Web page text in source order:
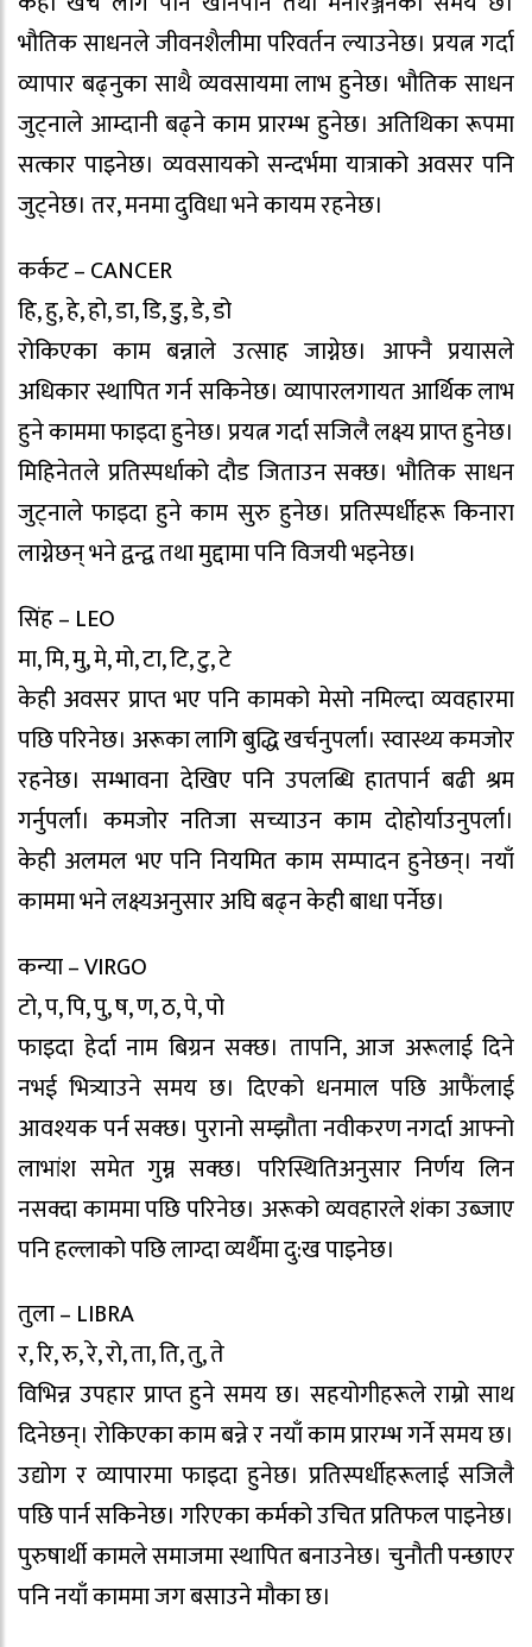
भौतिक साधनले जीवनशैलीमा परिवर्तन ल्याउनेछ। प्रयत्न गर्दा
व्यापार बढ्नुका साथै व्यवसायमा लाभ हुनेछ। भौतिक साधन
जुट्नाले आम्दानी बढ्ने काम प्रारम्भ हुनेछ। अतिथिका रूपमा
सत्कार पाइनेछ। व्यवसायको सन्दर्भमा यात्राको अवसर पनि
जुट्नेछ। तर, मनमा दुविधा भने कायम रहनेछ।
कर्कट – CANCER
हि, हु, हे, हो, डा, डि, डु, डे, डो
रोकिएका काम बन्नाले उत्साह जाग्नेछ। आफ्नै प्रयासले
अधिकार स्थापित गर्न सकिनेछ। व्यापारलगायत आर्थिक लाभ
हुने काममा फाइदा हुनेछ। प्रयत्न गर्दा सजिलै लक्ष्य प्राप्त हुनेछ।
मिहिनेतले प्रतिस्पर्धाको दौड जिताउन सक्छ। भौतिक साधन
जुट्नाले फाइदा हुने काम सुरु हुनेछ। प्रतिस्पर्धीहरू किनारा
लाग्नेछन् भने द्वन्द्व तथा मुद्दामा पनि विजयी भइनेछ।
सिंह – LEO
मा, मि, मु, मे, मो, टा, टि, टु, टे
केही अवसर प्राप्त भए पनि कामको मेसो नमिल्दा व्यवहारमा
पछि परिनेछ। अरूका लागि बुद्धि खर्चनुपर्ला। स्वास्थ्य कमजोर
रहनेछ। सम्भावना देखिए पनि उपलब्धि हातपार्न बढी श्रम
गर्नुपर्ला। कमजोर नतिजा सच्याउन काम दोहोर्याउनुपर्ला।
केही अलमल भए पनि नियमित काम सम्पादन हुनेछन्। नयाँ
काममा भने लक्ष्यअनुसार अघि बढ्न केही बाधा पर्नेछ।
कन्या – VIRGO
टो, प, पि, पु, ष, ण, ठ, पे, पो
फाइदा हेर्दा नाम बिग्रन सक्छ। तापनि, आज अरूलाई दिने
नभई भित्र्याउने समय छ। दिएको धनमाल पछि आफैंलाई
आवश्यक पर्न सक्छ। पुरानो सम्झौता नवीकरण नगर्दा आफ्नो
लाभांश समेत गुम्न सक्छ। परिस्थितिअनुसार निर्णय लिन
नसक्दा काममा पछि परिनेछ। अरूको व्यवहारले शंका उब्जाए
पनि हल्लाको पछि लाग्दा व्यर्थैमा दु:ख पाइनेछ।
तुला – LIBRA
र, रि, रु, रे, रो, ता, ति, तु, ते
विभिन्न उपहार प्राप्त हुने समय छ। सहयोगीहरूले राम्रो साथ
दिनेछन्। रोकिएका काम बन्ने र नयाँ काम प्रारम्भ गर्ने समय छ।
उद्योग र व्यापारमा फाइदा हुनेछ। प्रतिस्पर्धीहरूलाई सजिलै
पछि पार्न सकिनेछ। गरिएका कर्मको उचित प्रतिफल पाइनेछ।
पुरुषार्थी कामले समाजमा स्थापित बनाउनेछ। चुनौती पन्छाएर
पनि नयाँ काममा जग बसाउने मौका छ।